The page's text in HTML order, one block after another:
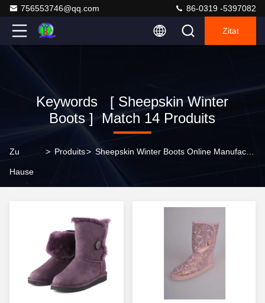
756553746@qq.com 86-0319 -5397082
Zitat
Keywords [ Sheepskin Winter
Boots ] Match 14 Produits
Zu
Hause
> Produits> Sheepskin Winter Boots Online Manufacturer